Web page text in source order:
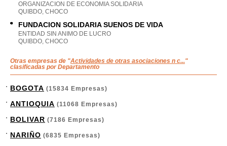
ORGANIZACION DE ECONOMIA SOLIDARIA
QUIBDO, CHOCO
FUNDACION SOLIDARIA SUENOS DE VIDA
ENTIDAD SIN ANIMO DE LUCRO
QUIBDO, CHOCO
Otras empresas de "Actividades de otras asociaciones n c..."
clasificadas por Departamento
BOGOTA (15834 Empresas)
ANTIOQUIA (11068 Empresas)
BOLIVAR (7186 Empresas)
NARIÑO (6835 Empresas)